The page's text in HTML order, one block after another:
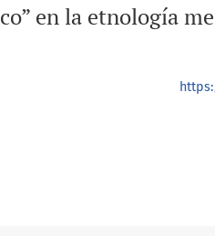
en la etnología